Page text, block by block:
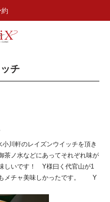
チ
川軒のレイズンウイッチを頂き
ノ水などにあってそれぞれ味が
しいです！ Y様曰く代官山が1
メチャ美味しかったです。 Y